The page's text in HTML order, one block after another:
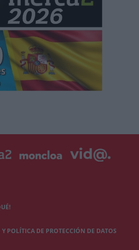
POLÍTICA DE PROTECCIÓN DE DATOS